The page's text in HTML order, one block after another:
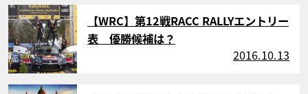
サムネイル
【WRC】第12戦RACC RALLYエントリー
表 優勝候補は？
2016.10.13
サムネイル